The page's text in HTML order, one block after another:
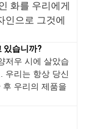
화를 우리에게
인으로 그것에
있습니까?
저우 시에 살았습
우리는 항상 당신
우리의 제품을